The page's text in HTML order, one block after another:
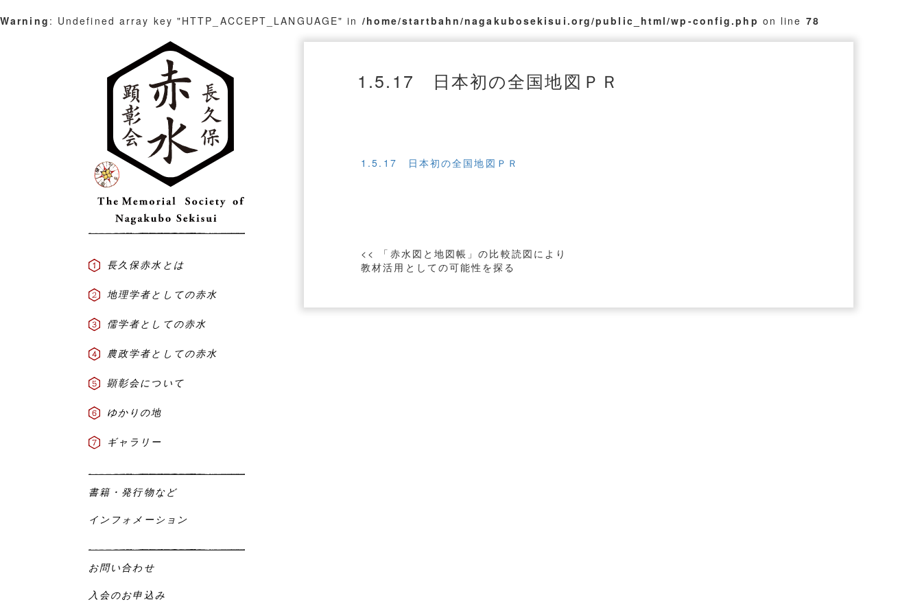
Warning : Undefined array key "HTTP_ACCEPT_LANGUAGE" in /home/startbahn/nagakubosekisui.org/public_html/wp-config.php on line 78
長久保赤水とは
地理学者としての赤水
儒学者としての赤水
農政学者としての赤水
顕彰会について
ゆかりの地
ギャラリー
書籍・発行物など
インフォメーション
お問い合わせ
入会のお申込み
1.5.17 日本初の全国地図ＰＲ
1.5.17 日本初の全国地図ＰＲ
投
稿
ビ
<< 「赤水図と地図帳」の比較読図により
教材活用としての可能性を探る